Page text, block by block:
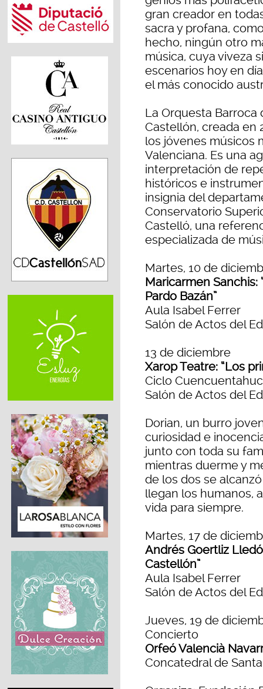
gran creador en
sacra y profana,
hecho, ningún otro
música, cuya viveza
escenarios hoy en
el más conocido
La Orquesta Barroca
Castellón, creada en
los jóvenes músicos
Valenciana. Es una
interpretación de
históricos e
insignia del
Conservatorio
Castelló, una
especializada de
Martes, 10 de
Maricarmen Sanchis:
Pardo Bazán”
Aula Isabel Ferrer
Salón de Actos del
13 de diciembre
Xarop Teatre: “Los
Ciclo
Salón de Actos del
Dorian, un burro
curiosidad e
junto con toda su
mientras duerme y
de los dos se
llegan los humanos,
vida para siempre.
Martes, 17 de
Andrés Goertliz
Castellón”
Aula Isabel Ferrer
Salón de Actos del
Jueves, 19 de
Concierto
Orfeó Valencià
Concatedral de